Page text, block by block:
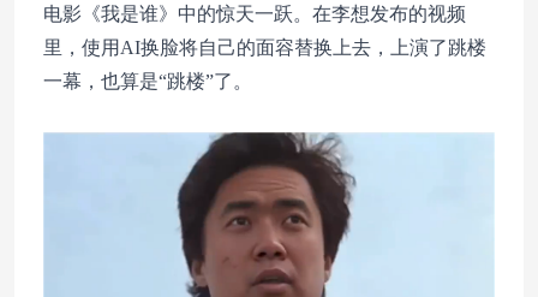
电影《我是谁》中的惊天一跃。在李想发布的视频
里，使用AI换脸将自己的面容替换上去，上演了跳楼
一幕，也算是“跳楼”了。